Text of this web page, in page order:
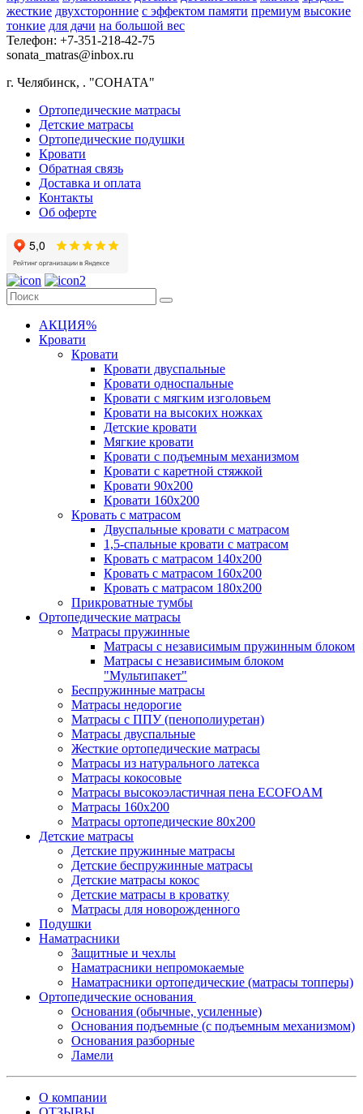
жесткие двухсторонние с эффектом памяти премиум высокие
тонкие для дачи на большой вес
Телефон: +7-351-218-42-75
sonata_matras@inbox.ru
г. Челябинск, . "СОНАТА"
Ортопедические матрасы
Детские матрасы
Ортопедические подушки
Кровати
Обратная связь
Доставка и оплата
Контакты
Об оферте
АКЦИЯ%
Кровати
Кровати
Кровати двуспальные
Кровати односпальные
Кровати с мягким изголовьем
Кровати на высоких ножках
Детские кровати
Мягкие кровати
Кровати с подъемным механизмом
Кровати с каретной стяжкой
Кровати 90х200
Кровати 160х200
Кровать с матрасом
Двуспальные кровати с матрасом
1,5-спальные кровати с матрасом
Кровать с матрасом 140х200
Кровать с матрасом 160х200
Кровать с матрасом 180х200
Прикроватные тумбы
Ортопедические матрасы
Матрасы пружинные
Матрасы с независимым пружинным блоком
Матрасы с независимым блоком
"Мультипакет"
Беспружинные матрасы
Матрасы недорогие
Матрасы с ППУ (пенополиуретан)
Матрасы двуспальные
Жесткие ортопедические матрасы
Матрасы из натурального латекса
Матрасы кокосовые
Матрасы высокоэластичная пена ECOFOAM
Матрасы 160х200
Матрасы ортопедические 80х200
Детские матрасы
Детские пружинные матрасы
Детские беспружинные матрасы
Детские матрасы кокос
Детские матрасы в кроватку
Матрасы для новорожденного
Подушки
Наматрасники
Защитные и чехлы
Наматрасники непромокаемые
Наматрасники ортопедические (матрасы топперы)
Ортопедические основания
Основания (обычные, усиленные)
Основания подъемные (с подъемным механизмом)
Основания разборные
Ламели
О компании